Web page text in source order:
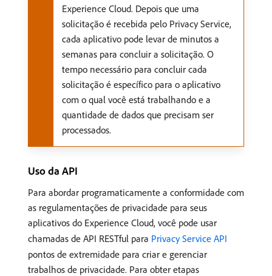
Experience Cloud. Depois que uma
solicitação é recebida pelo Privacy Service,
cada aplicativo pode levar de minutos a
semanas para concluir a solicitação. O
tempo necessário para concluir cada
solicitação é específico para o aplicativo
com o qual você está trabalhando e a
quantidade de dados que precisam ser
processados.
Uso da API
Para abordar programaticamente a conformidade com
as regulamentações de privacidade para seus
aplicativos do Experience Cloud, você pode usar
chamadas de API RESTful para Privacy Service API
pontos de extremidade para criar e gerenciar
trabalhos de privacidade. Para obter etapas